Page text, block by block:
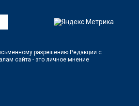
разрешению Редакции с
сайта - это личное мнение